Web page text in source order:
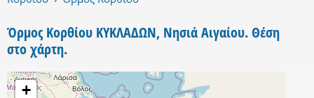
Όρμος Κορθίου ΚΥΚΛΑΔΩΝ, Νησιά Αιγαίου. Θέση
στο χάρτη.
+